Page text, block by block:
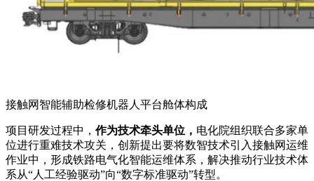
接触网智能辅助检修机器人平台舱体构成
项目研发过程中， 作为技术牵头单位， 电化院组织联合多家单
位进行重难技术攻关，创新提出要将数智技术引入接触网运维
作业中，形成铁路电气化智能运维体系，解决推动行业技术体
系从“人工经验驱动”向“数字标准驱动”转型。